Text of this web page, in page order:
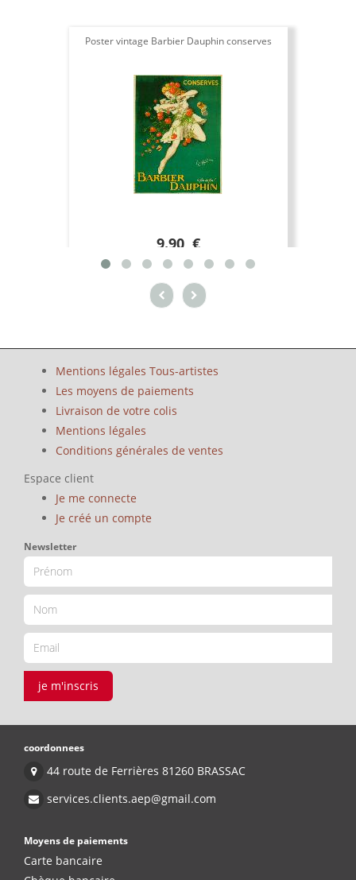
Poster vintage Barbier Dauphin conserves
9.90 €
Mentions légales Tous-artistes
Les moyens de paiements
Livraison de votre colis
Mentions légales
Conditions générales de ventes
Espace client
Je me connecte
Je créé un compte
Newsletter
je m'inscris
coordonnees
44 route de Ferrières 81260 BRASSAC
services.clients.aep@gmail.com
Moyens de paiements
Carte bancaire